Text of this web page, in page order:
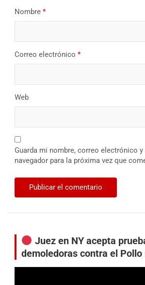
Nombre *
Correo electrónico *
Web
Guarda mi nombre, correo electrónico y
navegador para la próxima vez que
Juez en NY acepta
demoledoras contra el Pollo